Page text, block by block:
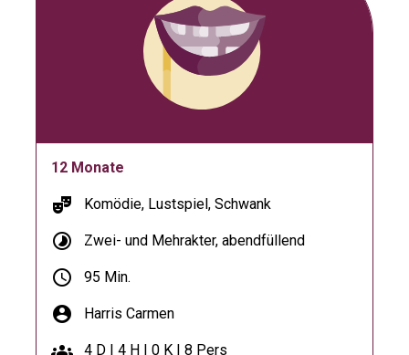
12 Monate
theater_comedy Komödie, Lustspiel, Schwank
timelapse Zwei- und Mehrakter, abendfüllend
schedule 95 Min.
account_circle Harris Carmen
groups 4 D | 4 H | 0 K | 8 Pers